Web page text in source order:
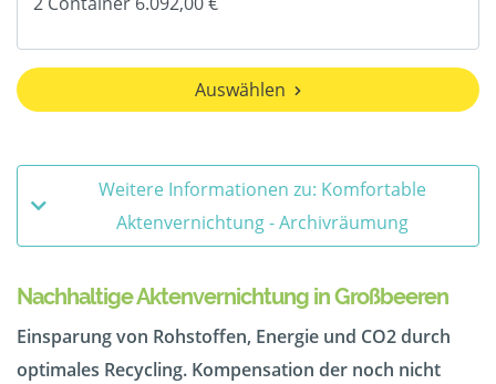
Auswählen
Weitere Informationen zu: Komfortable
Aktenvernichtung - Archivräumung
Nachhaltige Aktenvernichtung in Großbeeren
Einsparung von Rohstoffen, Energie und CO2 durch
optimales Recycling. Kompensation der noch nicht